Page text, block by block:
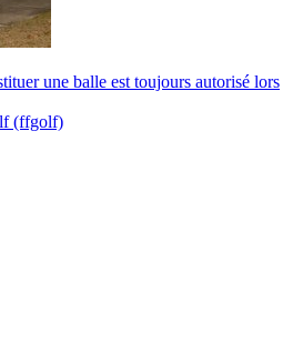
une balle est toujours autorisé lors
(ffgolf)